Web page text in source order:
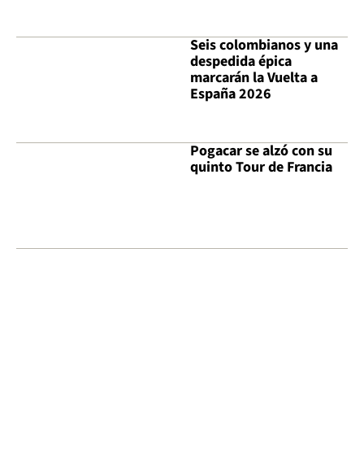
Seis colombianos y una
despedida épica
marcarán la Vuelta a
España 2026
Pogacar se alzó con su
quinto Tour de Francia